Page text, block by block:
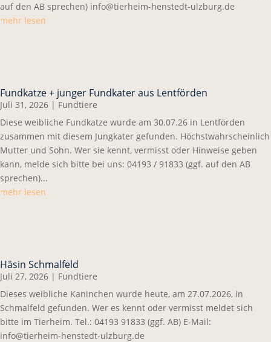
auf den AB sprechen) info@tierheim-henstedt-ulzburg.de
mehr lesen
Fundkatze + junger Fundkater aus Lentförden
Juli 31, 2026 | Fundtiere
Diese weibliche Fundkatze wurde am 30.07.26 in Lentförden
zusammen mit diesem Jungkater gefunden. Höchstwahrscheinlich
Mutter und Sohn. Wer sie kennt, vermisst oder Hinweise geben
kann, melde sich bitte bei uns: 04193 / 91833 (ggf. auf den AB
sprechen)...
mehr lesen
Häsin Schmalfeld
Juli 27, 2026 | Fundtiere
Dieses weibliche Kaninchen wurde heute, am 27.07.2026, in
Schmalfeld gefunden. Wer es kennt oder vermisst meldet sich
bitte im Tierheim. Tel.: 04193 91833 (ggf. AB) E-Mail:
info@tierheim-henstedt-ulzburg.de